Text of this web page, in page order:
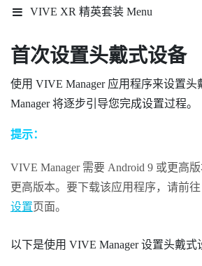
VIVE XR 精英套装 Menu
首次设置头戴式设备
使用 VIVE Manager应用程序来设置头
Manager将逐步引导您完成设置过程。
提示：
VIVE Manager需要 Android 9 或更高
更高版本。要下载该应用程序，请前往
设置页面。
以下是使用 VIVE Manager设置头戴式